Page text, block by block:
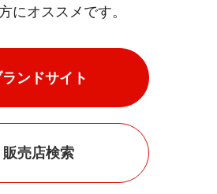
にオススメです。
ンドサイト
販売店検索